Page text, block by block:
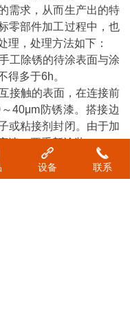
需求，从而生产出的特
零部件加工过程中，也
理，处理方法如下：
除锈的待涂表面与涂
得多于6h。
触的表面，在连接前
40μm防锈漆。搭接边
或粘接剂封闭。由于加
漆，要重新涂装。
处理非标零部件时的
格的生产加工工艺，才
끑
设备
끅
联系